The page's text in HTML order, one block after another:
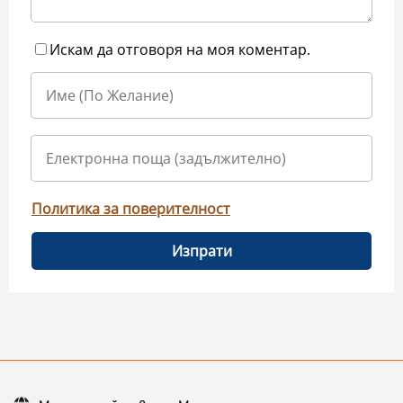
Искам да отговоря на моя коментар.
Политика за поверителност
Изпрати